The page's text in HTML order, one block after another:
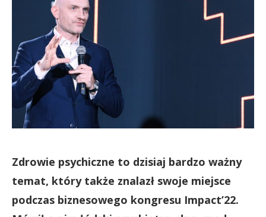
Zdrowie psychiczne to dzisiaj bardzo ważny
temat, który także znalazł swoje miejsce
podczas biznesowego kongresu Impact’22.